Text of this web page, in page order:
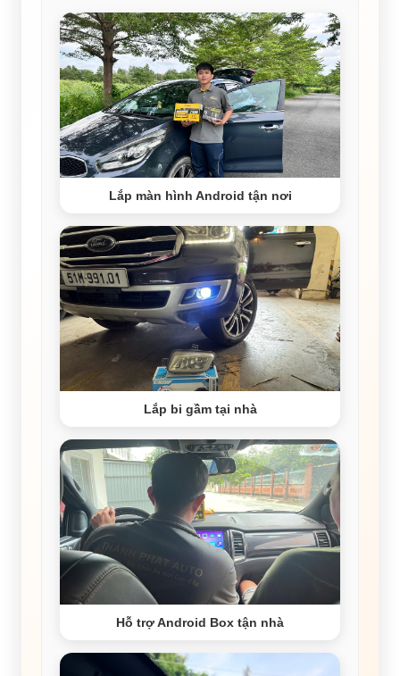
Lắp màn hình Android tận nơi
Lắp bi gầm tại nhà
Hỗ trợ Android Box tận nhà